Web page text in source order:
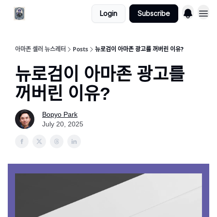
Login Subscribe
아마존 셀러 뉴스레터 Posts 뉴로검이 아마존 광고를 꺼버린 이유?
뉴로검이 아마존 광고를
꺼버린 이유?
Bopyo Park
July 20, 2025